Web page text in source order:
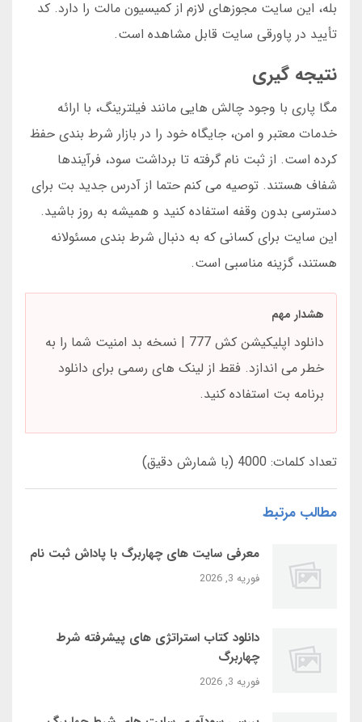
بله، این سایت مجوزهای لازم از کمیسیون مالت را دارد. کد
تأیید در پاورقی سایت قابل مشاهده است.
نتیجه گیری
مگا پاری با وجود چالش هایی مانند فیلترینگ، با ارائه
خدمات معتبر و امن، جایگاه خود را در بازار شرط بندی حفظ
کرده است. از ثبت نام گرفته تا برداشت سود، فرآیندها
شفاف هستند. توصیه می کنم حتما از آدرس جدید بت برای
دسترسی بدون وقفه استفاده کنید و همیشه به روز باشید.
این سایت برای کسانی که به دنبال شرط بندی مسئولانه
هستند، گزینه مناسبی است.
هشدار مهم
دانلود اپلیکیشن کش 777 | نسخه بد امنیت شما را به
خطر می اندازد. فقط از لینک های رسمی برای دانلود
برنامه بت استفاده کنید.
تعداد کلمات: 4000 (با شمارش دقیق)
مطالب مرتبط
معرفی سایت‌ های چهاربرگ با پاداش ثبت‌ نام
فوریه 3, 2026
دانلود کتاب استراتژی‌ های پیشرفته شرط
چهاربرگ
فوریه 3, 2026